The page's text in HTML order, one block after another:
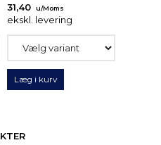
31,40
u/Moms
ekskl. levering
Læg i kurv